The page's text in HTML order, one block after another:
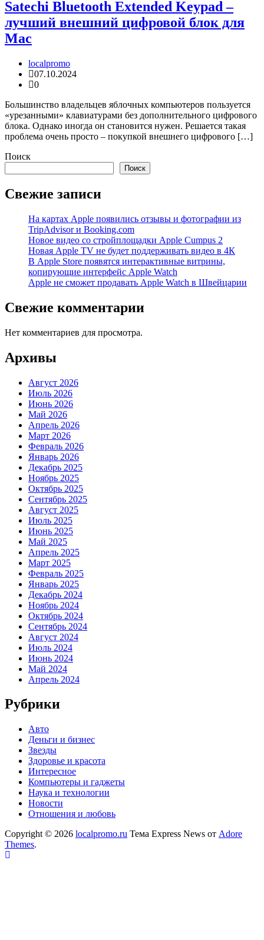
Satechi Bluetooth Extended Keypad –
лучший внешний цифровой блок для
Mac
localpromo
07.10.2024
0
Большинство владельцев яблочных компьютеров пользуется
«урезанными» клавиатурами без дополнительного цифрового
блока. Однако иногда он становится нужен. Решается такая
проблема очень просто – покупкой внешнего цифрового […]
Поиск
Поиск
Свежие записи
На картах Apple появились отзывы и фотографии из
TripAdvisor и Booking.com
Новое видео со стройплощадки Apple Cumpus 2
Новая Apple TV не будет поддерживать видео в 4К
В Apple Store появятся интерактивные витрины,
копирующие интерфейс Apple Watch
Apple не сможет продавать Apple Watch в Швейцарии
Свежие комментарии
Нет комментариев для просмотра.
Архивы
Август 2026
Июль 2026
Июнь 2026
Май 2026
Апрель 2026
Март 2026
Февраль 2026
Январь 2026
Декабрь 2025
Ноябрь 2025
Октябрь 2025
Сентябрь 2025
Август 2025
Июль 2025
Июнь 2025
Май 2025
Апрель 2025
Март 2025
Февраль 2025
Январь 2025
Декабрь 2024
Ноябрь 2024
Октябрь 2024
Сентябрь 2024
Август 2024
Июль 2024
Июнь 2024
Май 2024
Апрель 2024
Рубрики
Авто
Деньги и бизнес
Звезды
Здоровье и красота
Интересное
Компьютеры и гаджеты
Наука и технологии
Новости
Отношения и любовь
Copyright © 2026 localpromo.ru Тема Express News от Adore
Themes.